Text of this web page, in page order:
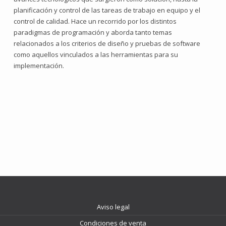
planificación y control de las tareas de trabajo en equipo y el
control de calidad. Hace un recorrido por los distintos
paradigmas de programación y aborda tanto temas
relacionados a los criterios de diseño y pruebas de software
como aquellos vinculados a las herramientas para su
implementación.
Aviso legal
Condiciones de venta